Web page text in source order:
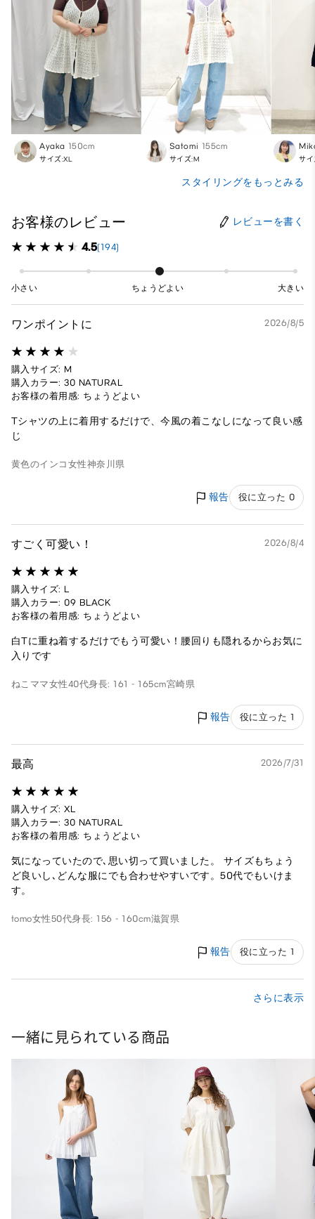
Ayaka 150cm
サイズ:XL
Satomi 155cm
サイズ:M サ
スタイリングをもっとみる
お客様のレビュー レビューを書く
4.5(194)
小さい ちょうどよい 大きい
ワンポイントに 2026/8/5
購入サイズ: M
購入カラー: 30 NATURAL
お客様の着用感: ちょうどよい
Tシャツの上に着用するだけで、今風の着こなしになって良い感
じ
黄色のインコ 女性神奈川県
報告 役に立った 0
すごく可愛い！ 2026/8/4
購入サイズ: L
購入カラー: 09 BLACK
お客様の着用感: ちょうどよい
白Tに重ね着するだけでもう可愛い！腰回りも隠れるからお気に
入りです
ねこママ女性40代身長: 161 - 165cm宮崎県
報告 役に立った 1
最高 2026/7/31
購入サイズ: XL
購入カラー: 30 NATURAL
お客様の着用感: ちょうどよい
気になっていたので､思い切って買いました。 サイズもちょう
ど良いし､どんな服にでも合わせやすいです。50代でもいけま
す。
tomo女性50代身長: 156 - 160cm滋賀県
報告 役に立った 1
さらに表示
一緒に見られている商品